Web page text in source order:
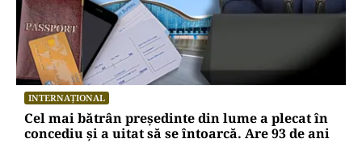
INTERNAȚIONAL
Cel mai bătrân președinte din lume a plecat în
concediu și a uitat să se întoarcă. Are 93 de ani